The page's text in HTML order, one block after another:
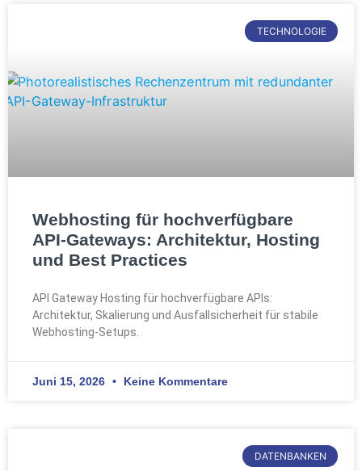
TECHNOLOGIE
Webhosting für hochverfügbare
API-Gateways: Architektur, Hosting
und Best Practices
API Gateway Hosting für hochverfügbare APIs:
Architektur, Skalierung und Ausfallsicherheit für stabile
Webhosting-Setups.
Juni 15, 2026 Keine Kommentare
DATENBANKEN